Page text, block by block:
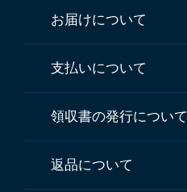
お届けについて
支払いについて
領収書の発行について
返品について